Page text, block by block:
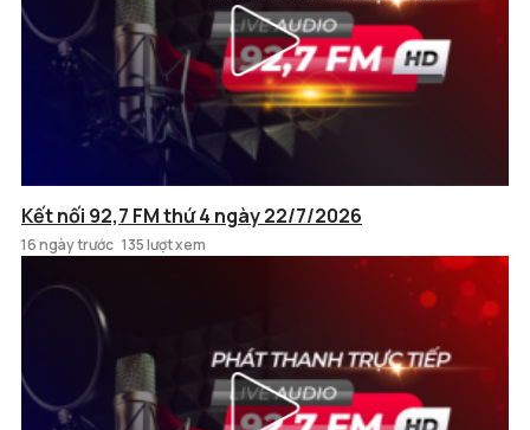
Kết nối 92,7 FM thứ 4 ngày 22/7/2026
16 ngày trước 135 lượt xem